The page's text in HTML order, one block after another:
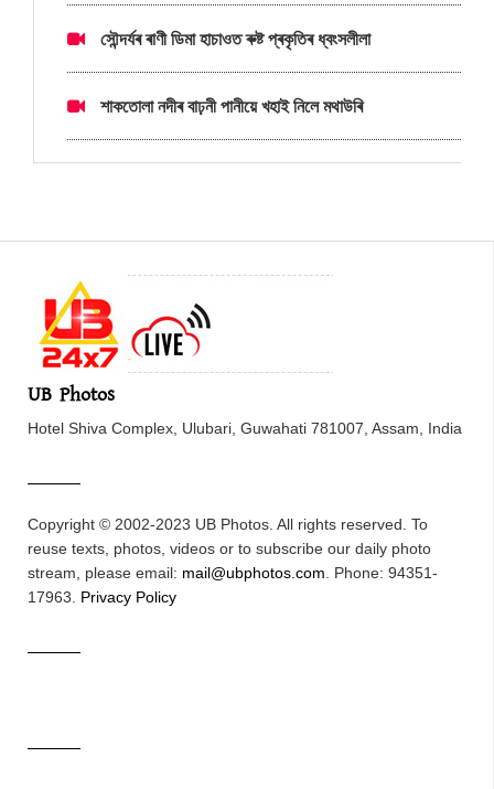
সৌন্দৰ্যৰ ৰাণী ডিমা হাচাওত ৰুষ্ট প্ৰকৃতিৰ ধ্বংসলীলা
শাকতোলা নদীৰ বাঢ়নী পানীয়ে খহাই নিলে মথাউৰি
UB Photos
Hotel Shiva Complex, Ulubari, Guwahati 781007, Assam, India
Copyright © 2002-2023 UB Photos. All rights reserved. To
reuse texts, photos, videos or to subscribe our daily photo
stream, please email: mail@ubphotos.com . Phone: 94351-
17963. Privacy Policy